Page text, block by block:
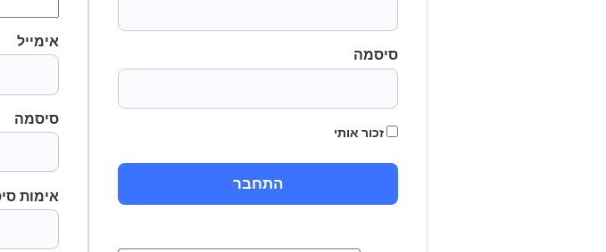
סיסמה
זכור אותי
אימייל
סיסמה
אימות